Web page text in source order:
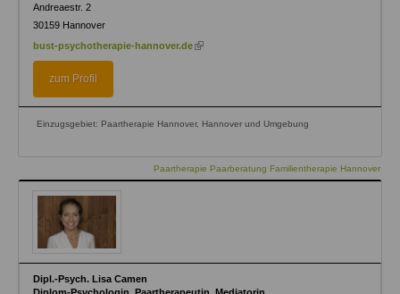
Andreaestr. 2
30159 Hannover
bust-psychotherapie-hannover.de (link
zum Profil
Einzugsgebiet: Paartherapie Hannover, Hannover und Umgebung
Paartherapie Paarberatung Familientherapie Hannover
Dipl.-Psych. Lisa Camen